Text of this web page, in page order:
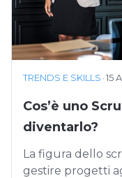
TRENDS E SKILLS ·15
Cos’è uno
diventarlo?
La figura dello
gestire progetti